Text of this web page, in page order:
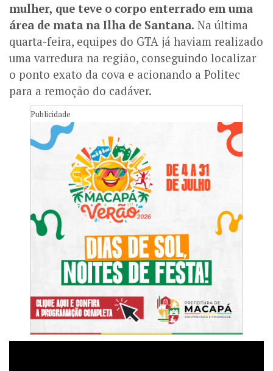
mulher, que teve o corpo enterrado em uma
área de mata na Ilha de Santana. Na última
quarta-feira, equipes do GTA já haviam realizado
uma varredura na região, conseguindo localizar
o ponto exato da cova e acionando a Politec
para a remoção do cadáver.
Publicidade